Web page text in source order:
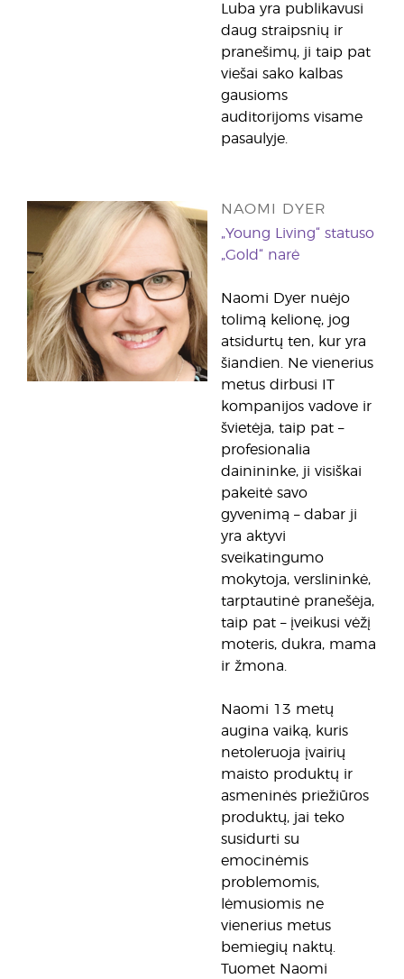
Luba yra publikavusi
daug straipsnių ir
pranešimų, ji taip pat
viešai sako kalbas
gausioms
auditorijoms visame
pasaulyje.
NAOMI DYER
„Young Living“ statuso
„Gold“ narė
Naomi Dyer nuėjo
tolimą kelionę, jog
atsidurtų ten, kur yra
šiandien. Ne vienerius
metus dirbusi IT
kompanijos vadove ir
švietėja, taip pat –
profesionalia
dainininke, ji visiškai
pakeitė savo
gyvenimą – dabar ji
yra aktyvi
sveikatingumo
mokytoja, verslininkė,
tarptautinė pranešėja,
taip pat – įveikusi vėžį
moteris, dukra, mama
ir žmona.
Naomi 13 metų
augina vaiką, kuris
netoleruoja įvairių
maisto produktų ir
asmeninės priežiūros
produktų, jai teko
susidurti su
emocinėmis
problemomis,
lėmusiomis ne
vienerius metus
bemiegių naktų.
Tuomet Naomi